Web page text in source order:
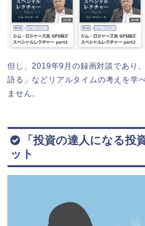
但し、2019年9月の録画対談であり
語る」などリアルタイムの考えを学
ません。
「投資の達人になる投
ット